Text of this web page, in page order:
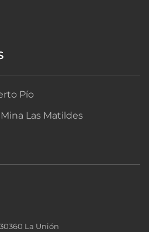
Pío
Las Matildes
La Unión